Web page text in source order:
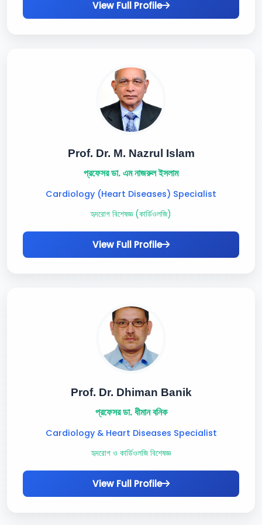
View Full Profile
Prof. Dr. M. Nazrul Islam
প্রফেসর ডা. এম নাজরুল ইসলাম
Cardiology (Heart Diseases) Specialist
হৃদরোগ বিশেষজ্ঞ (কার্ডিওলজি)
View Full Profile
Prof. Dr. Dhiman Banik
প্রফেসর ডা. ধীমান বনিক
Cardiology & Heart Diseases Specialist
হৃদরোগ ও কার্ডিওলজি বিশেষজ্ঞ
View Full Profile